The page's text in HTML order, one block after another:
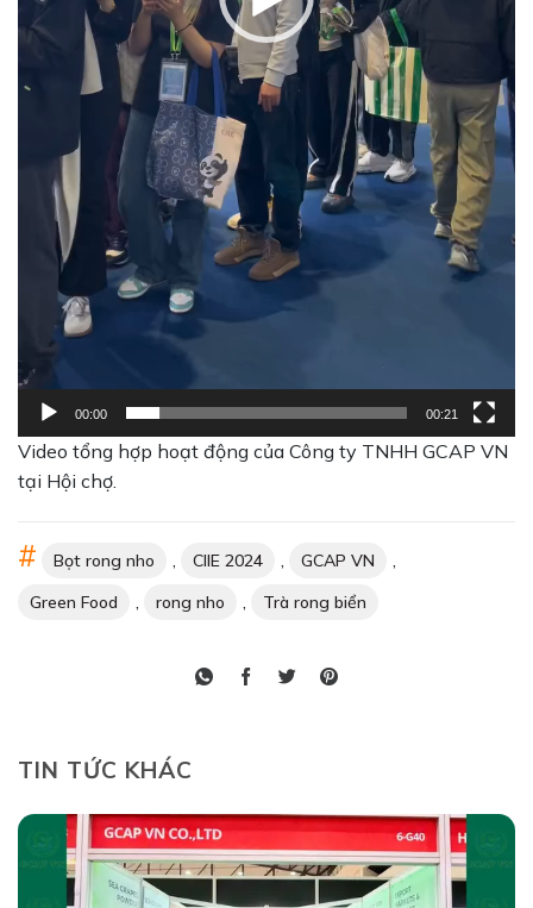
00:00 00:21
Video tổng hợp hoạt động của Công ty TNHH GCAP VN
tại Hội chợ.
Bọt rong nho , CIIE 2024 , GCAP VN ,
Green Food , rong nho , Trà rong biển
TIN TỨC KHÁC